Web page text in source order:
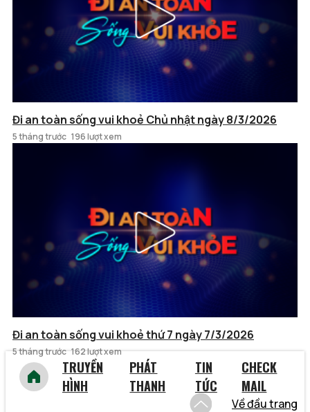
Đi an toàn sống vui khoẻ Chủ nhật ngày 8/3/2026
5 tháng trước 196 lượt xem
Đi an toàn sống vui khoẻ thứ 7 ngày 7/3/2026
5 tháng trước 162 lượt xem
TRUYỀN
HÌNH
PHÁT
THANH
TIN
TỨC
CHECK
MAIL
Về đầu trang